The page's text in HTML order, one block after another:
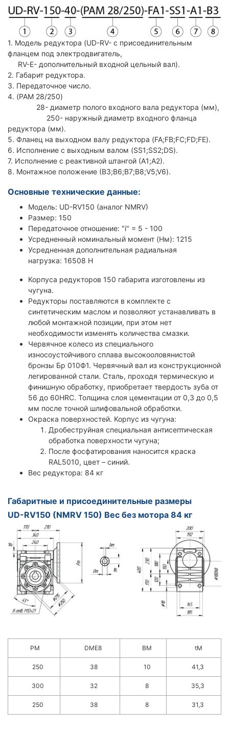
1. Модель редуктора (UD-RV- с присоединительным
фланцем под электродвигатель,
RV-E- дополнительный входной цельный вал).
2. Габарит редуктора.
3. Передаточное число.
4. (PAM 28/250)
28- диаметр полого входного вала редуктора (мм),
250- наружный диаметр входного фланца
редуктора (мм).
5. Фланец на выходном валу редуктора (FA;FB;FC;FD;FE).
6. Исполнение с выходным валом (SS1;SS2;DS).
7. Исполнение с реактивной штангой (А1;А2).
8. Монтажное положение (В3;В6;В7;В8;V5;V6).
Основные технические данные:
Модель: UD-RV150 (аналог NMRV)
Размер: 150
Передаточное отношение: "i" = 5 - 100
Усредненный номинальный момент (Нм): 1215
Усредненная дополнительная радиальная
нагрузка: 16508 Н
Корпуса редукторов 150 габарита изготовлены из
чугуна.
Редукторы поставляются в комплекте с
синтетическим маслом и позволяют устанавливать в
любой монтажной позиции, при этом нет
необходимости изменять количества смазки.
Червячное колесо из специального
износоустойчивого сплава высокооловянистой
бронзы Бр 010Ф1. Червячный вал из конструкционной
легированной стали. Сталь, проходя термическую и
финишную обработку, приобретает твердость зуба от
56 до 60HRC. Толщина слоя цементации от 0,3 до 0,5
мм после точной шлифовальной обработки.
Окраска поверхностей. Корпус из чугуна:
Дробеструйная специальная антисептическая
обработка поверхности чугуна;
После фосфатирования наносится краска
RAL5010, цвет – синий.
Вес редуктора: 84 кг
Габаритные и присоединительные размеры
UD-RV150 (NMRV 150) Вес без мотора 84 кг
PM DME8 BM tM
250 38 10 41,3
300 32 8 35,3
250 38 8 31,3